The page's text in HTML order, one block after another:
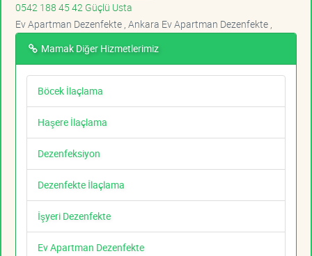
0542 188 45 42 Güçlü Usta
Ev Apartman Dezenfekte , Ankara Ev Apartman Dezenfekte ,
Mamak Diğer Hizmetlerimiz
Böcek İlaçlama
Haşere İlaçlama
Dezenfeksiyon
Dezenfekte İlaçlama
İşyeri Dezenfekte
Ev Apartman Dezenfekte